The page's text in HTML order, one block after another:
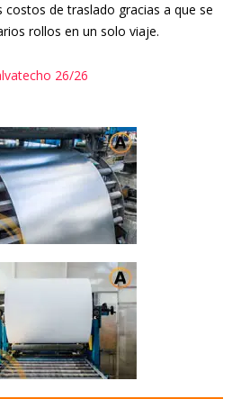
de traslado gracias a que se
rollos en un solo viaje.
26/26